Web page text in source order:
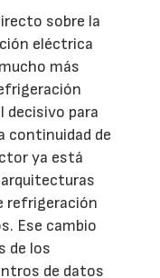
sobre la
eléctrica
más
decisivo para
continuidad de
ya está
refrigeración
Ese cambio
de los
de datos